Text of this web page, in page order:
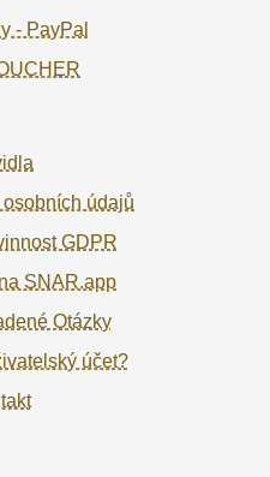
- PayPal
údajů
GDPR
SNAR.app
Otázky
účet?